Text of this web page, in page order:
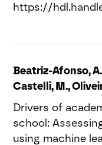
https://
Beatriz-Afonso,
Castelli, M.,
Drivers of
school:
using machine